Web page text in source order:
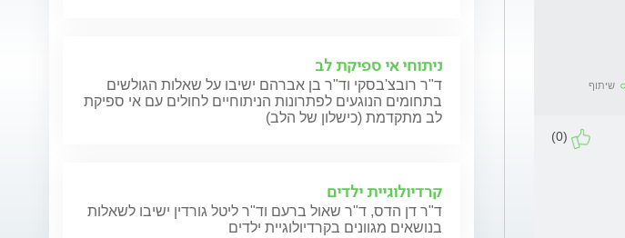
שיתוף
(0)
ניתוחי אי ספיקת לב
ד"ר רובצ'בסקי וד"ר בן אברהם ישיבו על שאלות הגולשים
בתחומים הנוגעים לפתרונות הניתוחיים לחולים עם אי ספיקת
לב מתקדמת (כישלון של הלב)
קרדיולוגיית ילדים
ד"ר דן הדס, ד"ר שאול ברעם וד"ר ליטל גורדין ישיבו לשאלות
בנושאים מגוונים בקרדיולוגיית ילדים